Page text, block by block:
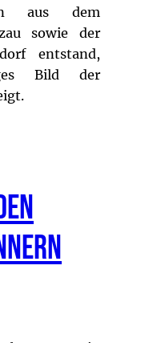
aus dem
sowie der
entstand,
Bild der